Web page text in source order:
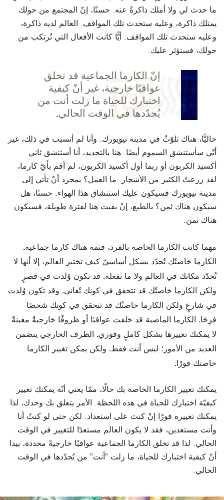
ما حدث لي ولا أملك ذاكرةً عنه. حسنًا، إنّ المجتمع من حولك
يمتلك ذاكرة، وعليه ستحدث تلك المواقف. العالم لديه ذاكرة،
وعليه ستحدث تلك المواقف. أيًّا كانت الأفعال التي تُرتكب من
حولك، فستؤثر عليك.
إنّ الكارما الجماعية قد تخلق
عواقبًا خارجية، غير أنّ كيفية
اختبارك للحياة ما زلت أنت من
يُحدّدها في الوقت الحالي.
حاليًّا، هناك تلوّثٌ في مدينة نيويورك. وأنا لم أتسبب في ذلك، غير
أنّي سأستنشق السموم أيضًا. هنا بالتحديد، أنا أستنشق ثاني
أكسيد الكربون أو ربما أول أكسيد الكربون، لم أقم بأيّ كارما،
لقد زرعتُ الكثير من الأشجار. ما العمل؟ بمجرد أنْ تأتي إلى
مدينة نيويورك فسيكون عليك استنشاق هذا الهواء. حسنًا، هل
سيكون هناك ثمن؟ بالطبع، إنْ بقيت هنا لفترة طويلة، فسيكون
هناك ثمن.
مهما كانت الكارما الخاصة بالفرد، فثمة هناك كارما جماعية.
الكارما خاصتُك تُحدّد بشكل أساسيّ كيف تختبر العالم، إلا أنها لا
تُحدّد مكانك في العالم ولا ما تفعله. قد تكون وُلدت في قصرٍ
ولكن الكارما خاصتُك قد تتحقق في كونك تُعاني. وقد تكون وُلدت
في شارعٍ ولكن الكارما خاصتُك قد تتحقق في كونك شخصًا
فرِحًا. الكارما الماضية قد خلقت عواقبًا أو ظروفًا خارجيةً معينةً
لا يمكنك تغييرها بشكل كاملٍ وفوري. الظرف الخارجي يتضمن
العديد من الأمور؛ ليس أنت فقط. ولكن يمكن تغيير الكارما
خاصتك فورًا.
يمكنك تغيير الكارما الخاصة بك حالًا، ممّا يعني أنّه يمكنك تغيير
كيفيّة اختبارك للحياة في هذه اللحظة.
الأمر يتعلق بك وحدك، لذا
يمكنك تغييره فورًا إنْ كنتَ على استعداد. لكن حتى لو كنتُ أنا
وأنت مستعدين، فقد لا يكون العالم مستعدًا للتغيير في الوقت
الحالي. لذا قد تخلق الكارما الجماعية عواقبًا خارجيةً محددة، بيدا
أنّ كيفية اختبارك للحياة، ما زلت "أنت" من يُحدّدها في الوقت
الحالي.